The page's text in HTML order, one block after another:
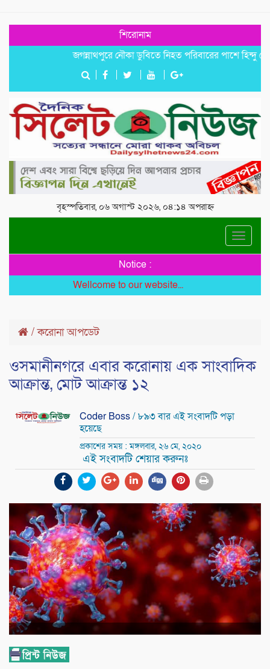
শিরোনাম
জগন্নাথপুরে নৌকা ডুবিতে নিহত পরিবারের পাশে হিন্দু বৌদ্ধ
বৃহস্পতিবার, ০৬ অগাস্ট ২০২৬, ০৪:১৪ অপরাহ্ন
Toggle
Notice :
Wellcome to our website...
/করোনা আপডেট
ওসমানীনগরে এবার করোনায় এক সাংবাদিক
আক্রান্ত, মোট আক্রান্ত ১২
Coder Boss/ ৮৯৩ বার এই সংবাদটি পড়া
হয়েছে
প্রকাশের সময় : মঙ্গলবার, ২৬ মে, ২০২০
এই সংবাদটি শেয়ার করুনঃ